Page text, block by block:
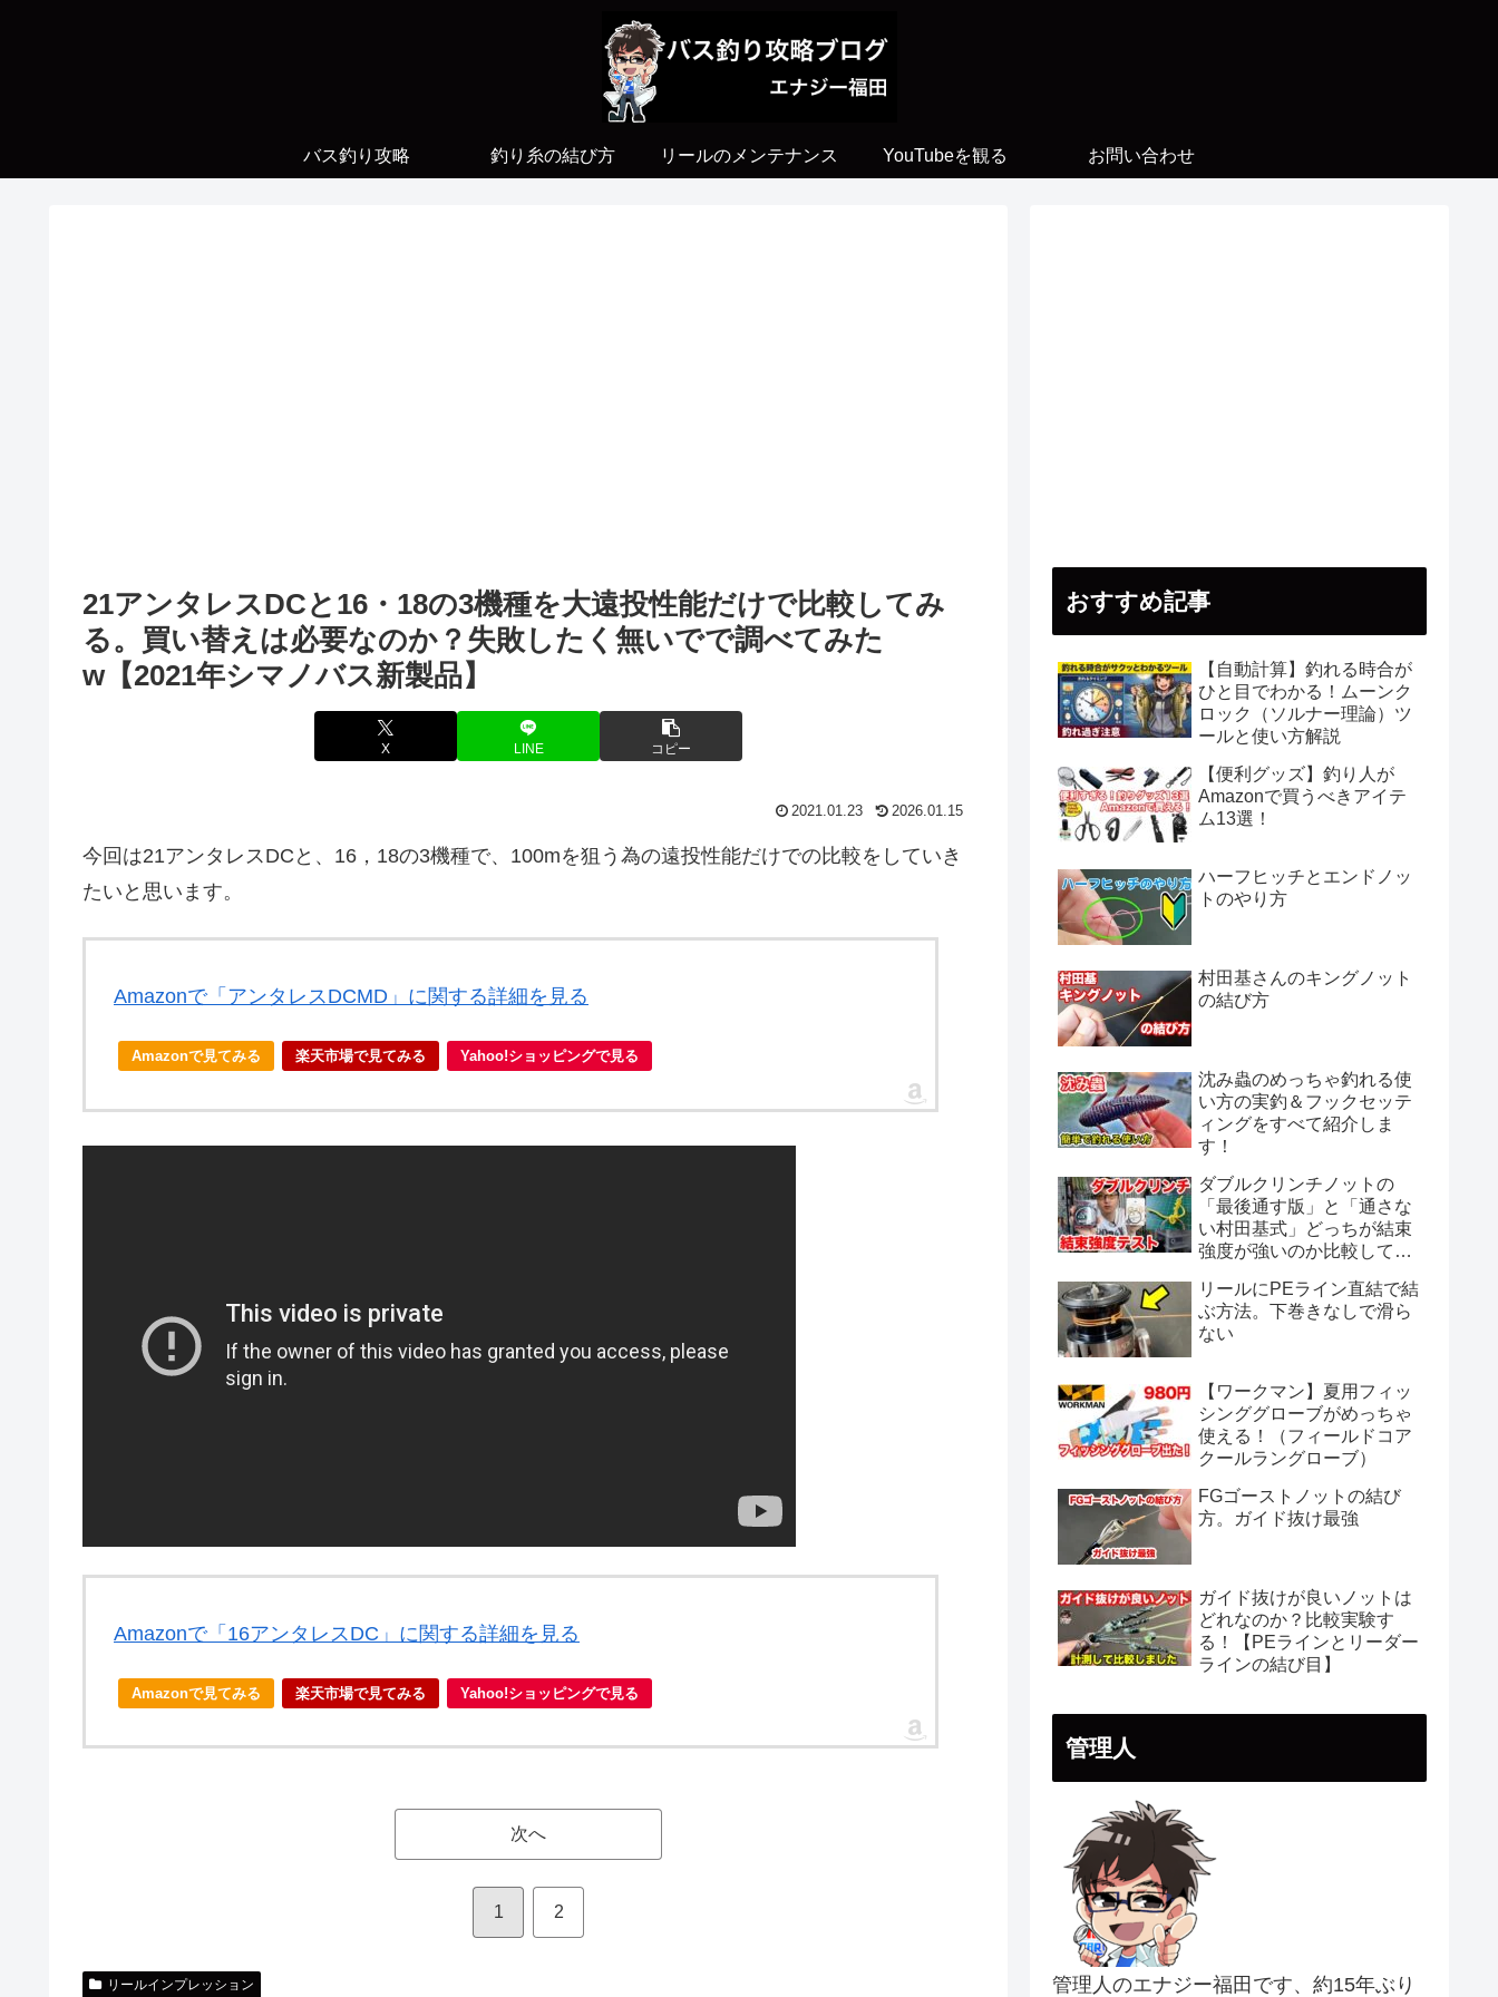
バス釣り攻略 釣り糸の結び方 リールのメンテナンス YouTubeを観る お問い合わせ
21アンタレスDCと16・18の3機種を大遠投性能だけで比較してみ
る。買い替えは必要なのか？失敗したく無いでで調べてみた
w【2021年シマノバス新製品】
X LINE コピー
2021.01.23 2026.01.15
今回は21アンタレスDCと、16，18の3機種で、100mを狙う為の遠投性能だけでの比較をしていき
たいと思います。
Amazonで「アンタレスDCMD」に関する詳細を見る
Amazonで見てみる 楽天市場で見てみる Yahoo!ショッピングで見る
Amazonで「16アンタレスDC」に関する詳細を見る
Amazonで見てみる 楽天市場で見てみる Yahoo!ショッピングで見る
次へ
1 2
リールインプレッション
おすすめ記事
【自動計算】釣れる時合が
ひと目でわかる！ムーンク
ロック（ソルナー理論）ツ
ールと使い方解説
【便利グッズ】釣り人が
Amazonで買うべきアイテ
ム13選！
ハーフヒッチとエンドノッ
トのやり方
村田基さんのキングノット
の結び方
沈み蟲のめっちゃ釣れる使
い方の実釣＆フックセッテ
ィングをすべて紹介しま
す！
ダブルクリンチノットの
「最後通す版」と「通さな
い村田基式」どっちが結束
強度が強いのか比較してみ
リールにPEライン直結で結
ぶ方法。下巻きなしで滑ら
ない
【ワークマン】夏用フィッ
シンググローブがめっちゃ
使える！（フィールドコア
クールラングローブ）
FGゴーストノットの結び
方。ガイド抜け最強
ガイド抜けが良いノットは
どれなのか？比較実験す
る！【PEラインとリーダー
ラインの結び目】
管理人
管理人のエナジー福田です、約15年ぶり